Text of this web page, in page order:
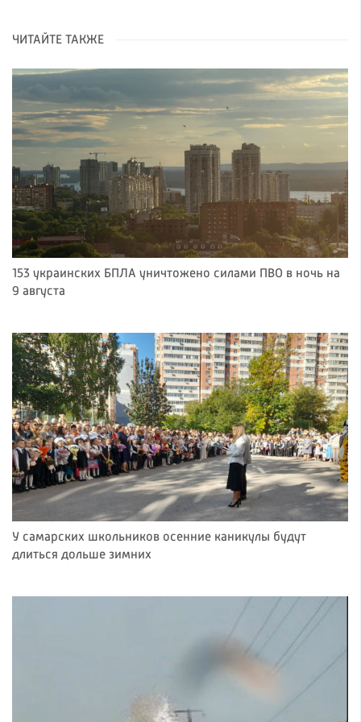
ЧИТАЙТЕ ТАКЖЕ
153 украинских БПЛА уничтожено силами ПВО в ночь на
9 августа
У самарских школьников осенние каникулы будут
длиться дольше зимних